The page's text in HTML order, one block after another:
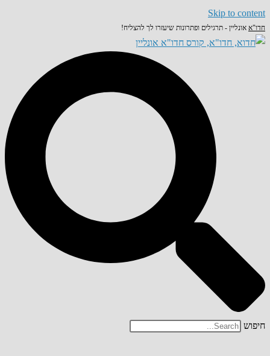
Skip to content
חדו"א אונליין - תרגילים ופתרונות שיעזרו לך להצליח!
חיפוש